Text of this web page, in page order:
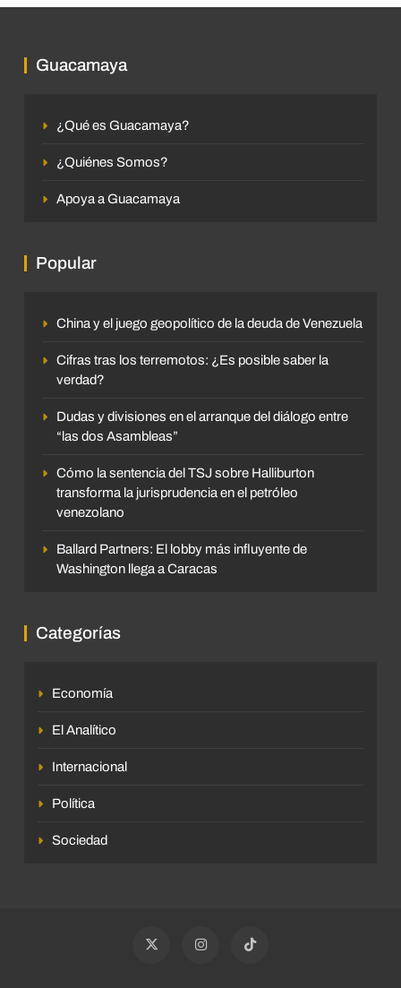
Guacamaya
¿Qué es Guacamaya?
¿Quiénes Somos?
Apoya a Guacamaya
Popular
China y el juego geopolítico de la deuda de Venezuela
Cifras tras los terremotos: ¿Es posible saber la
verdad?
Dudas y divisiones en el arranque del diálogo entre
“las dos Asambleas”
Cómo la sentencia del TSJ sobre Halliburton
transforma la jurisprudencia en el petróleo
venezolano
Ballard Partners: El lobby más influyente de
Washington llega a Caracas
Categorías
Economía
El Analítico
Internacional
Política
Sociedad